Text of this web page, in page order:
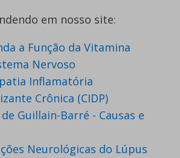
em nosso site:
a Função da Vitamina
Nervoso
Inflamatória
Crônica (CIDP)
Guillain-Barré - Causas e
Neurológicas do Lúpus